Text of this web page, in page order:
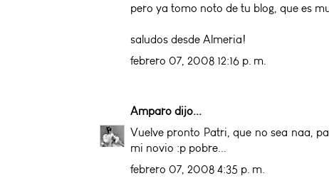
pero ya tomo noto de tu blog, que es
saludos desde Almeria!
febrero 07, 2008 12:16 p. m.
Amparo dijo...
Vuelve pronto Patri, que no sea naa,
mi novio :p pobre...
febrero 07, 2008 4:35 p. m.